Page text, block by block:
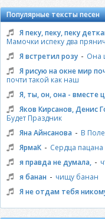
Популярные тексты песен
Я пеку, пеку, пеку
Мамочки испеку два
Я встретил розу - Она
Я рисую на окне мир
почти такой как наш
Я, ты, он, она - вместе
Яков Кирсанов, Денис
Будет Праздник
Яна Айнсанова - В
ЯрмаК - Сердца пацана
я правда не думала, -
я банан - чищу банан
Я не отдам тебя